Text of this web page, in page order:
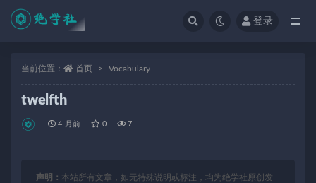
登录
当前位置： 首页 Vocabulary
twelfth
4 月前 0 7
声明： 本站所有文章，如无特殊说明或标注，均为绝学社原创发